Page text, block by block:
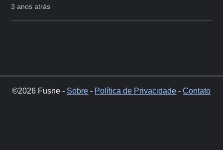
3 anos atrás
©2026 Fusne - Sobre - Política de Privacidade -Contato